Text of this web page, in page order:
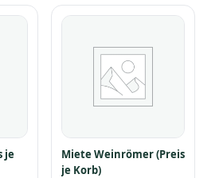
je
Miete Weinrömer (Preis
je Korb)